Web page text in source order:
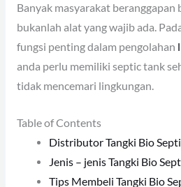
Banyak masyarakat beranggapan
bukanlah alat yang wajib ada.
fungsi penting dalam pengolahan
anda perlu memiliki septic tank
tidak mencemari lingkungan.
Table of Contents
Distributor Tangki Bio
Jenis – jenis Tangki Bio
Tips Membeli Tangki Bio